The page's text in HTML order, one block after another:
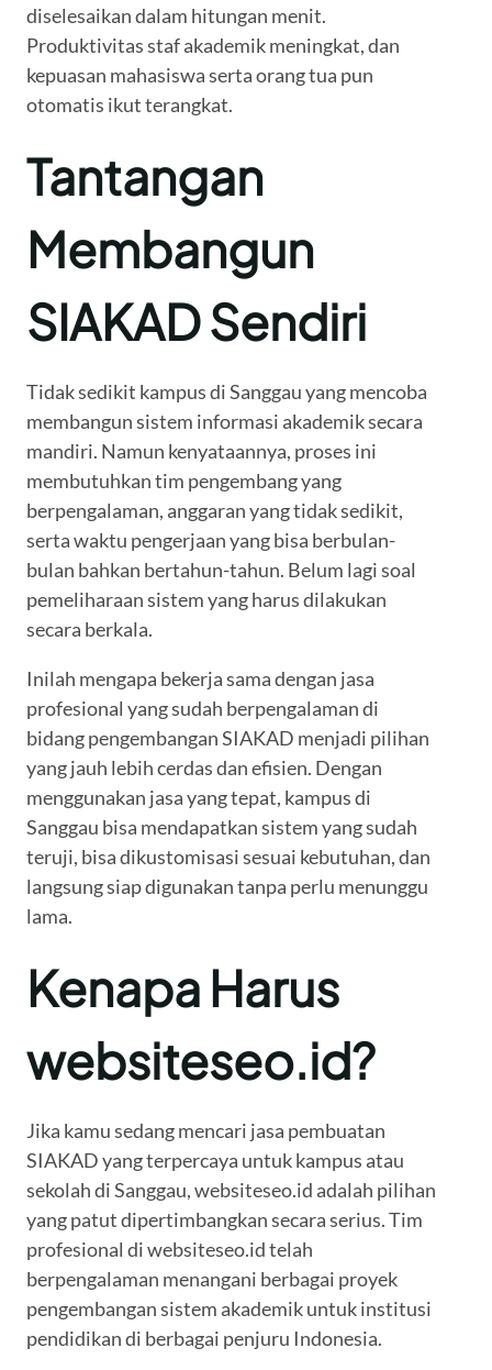
diselesaikan dalam hitungan menit.
Produktivitas staf akademik meningkat, dan
kepuasan mahasiswa serta orang tua pun
otomatis ikut terangkat.
Tantangan
Membangun
SIAKAD Sendiri
Tidak sedikit kampus di Sanggau yang mencoba
membangun sistem informasi akademik secara
mandiri. Namun kenyataannya, proses ini
membutuhkan tim pengembang yang
berpengalaman, anggaran yang tidak sedikit,
serta waktu pengerjaan yang bisa berbulan-
bulan bahkan bertahun-tahun. Belum lagi soal
pemeliharaan sistem yang harus dilakukan
secara berkala.
Inilah mengapa bekerja sama dengan jasa
profesional yang sudah berpengalaman di
bidang pengembangan SIAKAD menjadi pilihan
yang jauh lebih cerdas dan efisien. Dengan
menggunakan jasa yang tepat, kampus di
Sanggau bisa mendapatkan sistem yang sudah
teruji, bisa dikustomisasi sesuai kebutuhan, dan
langsung siap digunakan tanpa perlu menunggu
lama.
Kenapa Harus
websiteseo.id?
Jika kamu sedang mencari jasa pembuatan
SIAKAD yang terpercaya untuk kampus atau
sekolah di Sanggau, websiteseo.id adalah pilihan
yang patut dipertimbangkan secara serius. Tim
profesional di websiteseo.id telah
berpengalaman menangani berbagai proyek
pengembangan sistem akademik untuk institusi
pendidikan di berbagai penjuru Indonesia.